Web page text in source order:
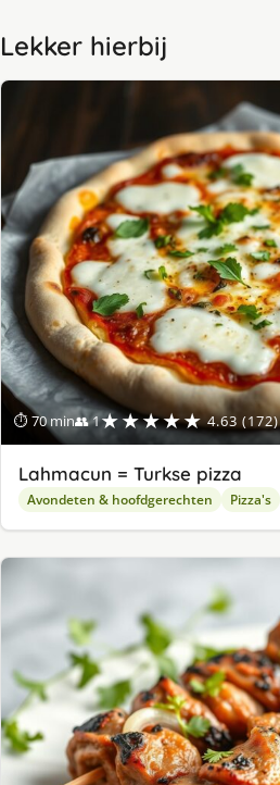
Lekker hierbij
⏱ 70 min👥 1★★★★★ 4.63 (172)
Lahmacun = Turkse pizza
Avondeten & hoofdgerechten Pizza's